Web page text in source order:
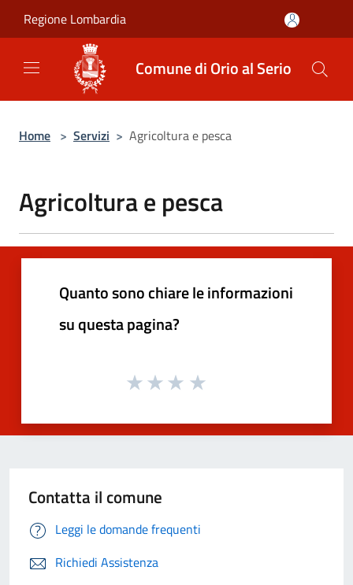
Regione Lombardia
Comune di Orio al Serio
Home > Servizi > Agricoltura e pesca
Agricoltura e pesca
Quanto sono chiare le informazioni
su questa pagina?
Contatta il comune
Leggi le domande frequenti
Richiedi Assistenza